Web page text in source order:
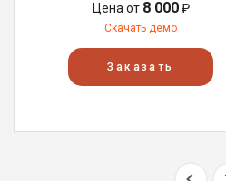
Цена от 8 000₽
Скачать демо
Заказать